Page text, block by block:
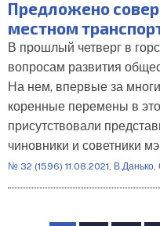
Предложено
местном
В прошлый четверг в
вопросам развития
На нем, впервые за
коренные перемены в
присутствовали
чиновники и советники
№ 32 (1596) 11.08.2021, В.Данько,